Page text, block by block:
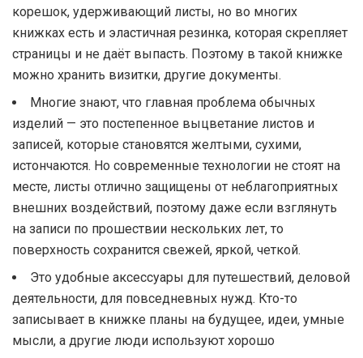
корешок, удерживающий листы, но во многих
книжках есть и эластичная резинка, которая скрепляет
страницы и не даёт выпасть. Поэтому в такой книжке
можно хранить визитки, другие документы.
Многие знают, что главная проблема обычных
изделий — это постепенное выцветание листов и
записей, которые становятся желтыми, сухими,
истончаются. Но современные технологии не стоят на
месте, листы отлично защищены от неблагоприятных
внешних воздействий, поэтому даже если взглянуть
на записи по прошествии нескольких лет, то
поверхность сохранится свежей, яркой, четкой.
Это удобные аксессуары для путешествий, деловой
деятельности, для повседневных нужд. Кто-то
записывает в книжке планы на будущее, идеи, умные
мысли, а другие люди используют хорошо